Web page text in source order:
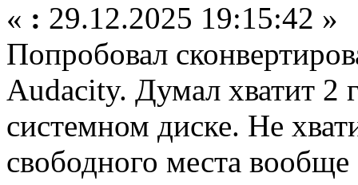
« : 29.12.2025 19:15:42 »
Попробовал
Audacity. Думал хватит 2
системном диске. Не
свободного места